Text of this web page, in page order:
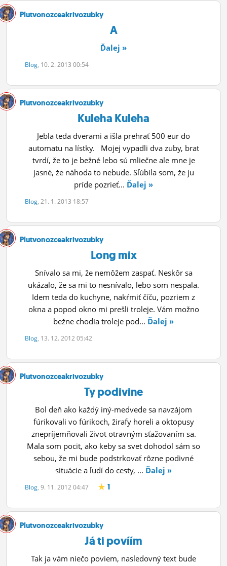
Plutvonozceakrivozubky
A
Ďalej »
Blog, 10. 2. 2013 00:54
Plutvonozceakrivozubky
Kuleha Kuleha
Jebla teda dverami a išla prehrať 500 eur do
automatu na lístky. Mojej vypadli dva zuby, brat
tvrdí, že to je bežné lebo sú mliečne ale mne je
jasné, že náhoda to nebude. Sľúbila som, že ju
príde pozrieť... Ďalej »
Blog, 21. 1. 2013 18:57
Plutvonozceakrivozubky
Long mix
Snívalo sa mi, že nemôžem zaspať. Neskôr sa
ukázalo, že sa mi to nesnívalo, lebo som nespala.
Idem teda do kuchyne, nakŕmiť číču, pozriem z
okna a popod okno mi prešli troleje. Vám možno
bežne chodia troleje pod... Ďalej »
Blog, 13. 12. 2012 05:42
Plutvonozceakrivozubky
Ty podivine
Bol deň ako každý iný-medvede sa navzájom
fúrikovali vo fúrikoch, žirafy horeli a oktopusy
znepríjemňovali život otravným sťažovaním sa.
Mala som pocit, ako keby sa svet dohodol sám so
sebou, že mi bude podstrkovať rôzne podivné
situácie a ľudí do cesty, ... Ďalej »
Blog, 9. 11. 2012 04:47 1
Plutvonozceakrivozubky
Já ti povíím
Tak ja vám niečo poviem, nasledovný text bude